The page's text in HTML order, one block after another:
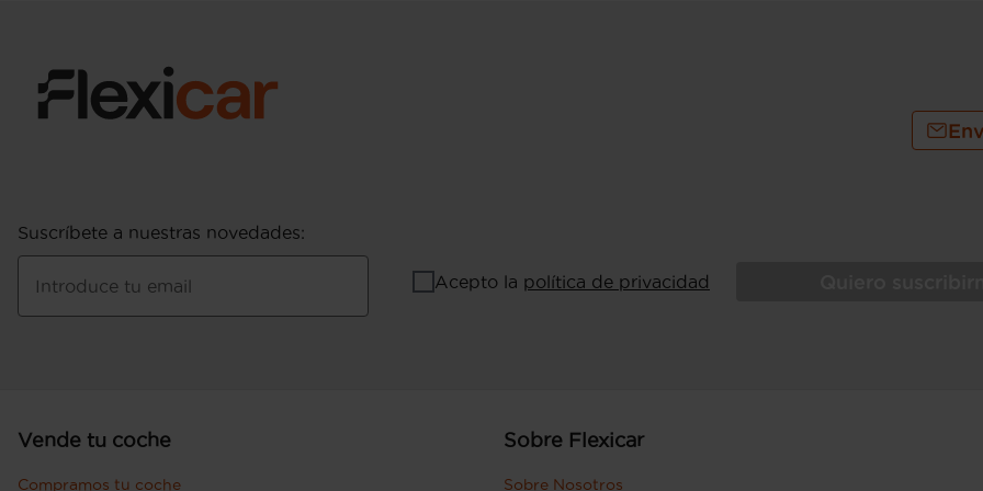
combustible ( WLTP ICE ): 4,9 l/100km (mixto), 20,4 km/l (mixto) y 1.020 Km de
autonomía (combinado)
Pesos: 2.050 kg (peso máximo admisible), 1.580 kg (peso en vacío), peso vacio inc.
Suscríbete a nuestras novedades:
Introduce tu email Acepto la política de privacidad
Vende tu coche
Compramos tu coche
Sobre Flexicar
Sobre Nosotros